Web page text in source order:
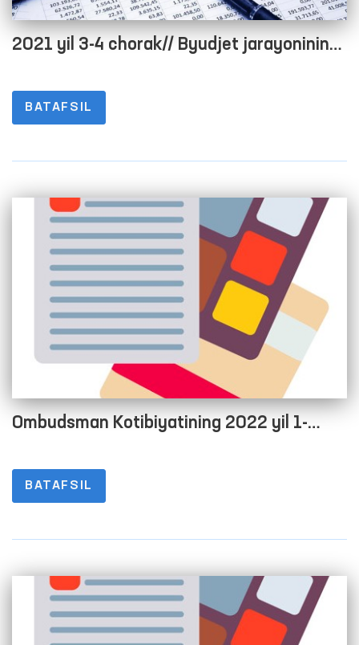
2021 yil 3-4 chorak// Byudjet jarayonining
veb-saytida maʼlumotlarni joylashtirish
tartibi to‘g‘risidagi nizomning 1-8-
BATAFSIL
Ombudsman Kotibiyatining 2022 yil 1-
qarzdorlik to‘g‘risida Maʼlumot
BATAFSIL